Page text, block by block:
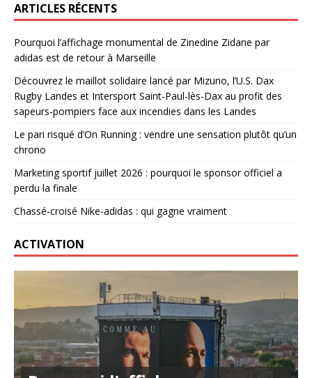
ARTICLES RÉCENTS
Pourquoi l’affichage monumental de Zinedine Zidane par
adidas est de retour à Marseille
Découvrez le maillot solidaire lancé par Mizuno, l’U.S. Dax
Rugby Landes et Intersport Saint-Paul-lès-Dax au profit des
sapeurs-pompiers face aux incendies dans les Landes
Le pari risqué d’On Running : vendre une sensation plutôt qu’un
chrono
Marketing sportif juillet 2026 : pourquoi le sponsor officiel a
perdu la finale
Chassé-croisé Nike-adidas : qui gagne vraiment
ACTIVATION